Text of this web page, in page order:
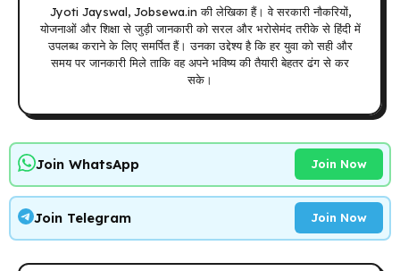
Jyoti Jayswal, Jobsewa.in की लेखिका हैं। वे सरकारी नौकरियों,
योजनाओं और शिक्षा से जुड़ी जानकारी को सरल और भरोसेमंद तरीके से हिंदी में
उपलब्ध कराने के लिए समर्पित हैं। उनका उद्देश्य है कि हर युवा को सही और
समय पर जानकारी मिले ताकि वह अपने भविष्य की तैयारी बेहतर ढंग से कर
सके।
Join WhatsApp Join Now
Join Telegram Join Now